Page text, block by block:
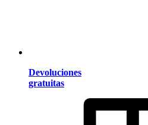
Devoluciones
gratuitas